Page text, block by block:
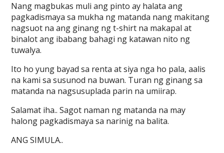
Nang magbukas muli ang pinto ay halata ang
pagkadismaya sa mukha ng matanda nang makitang
nagsuot na ang ginang ng t-shirt na makapal at
binalot ang ibabang bahagi ng katawan nito ng
tuwalya.
Ito ho yung bayad sa renta at siya nga ho pala, aalis
na kami sa susunod na buwan. Turan ng ginang sa
matanda na nagsusuplada parin na umiirap.
Salamat iha.. Sagot naman ng matanda na may
halong pagkadismaya sa narinig na balita.
ANG SIMULA..